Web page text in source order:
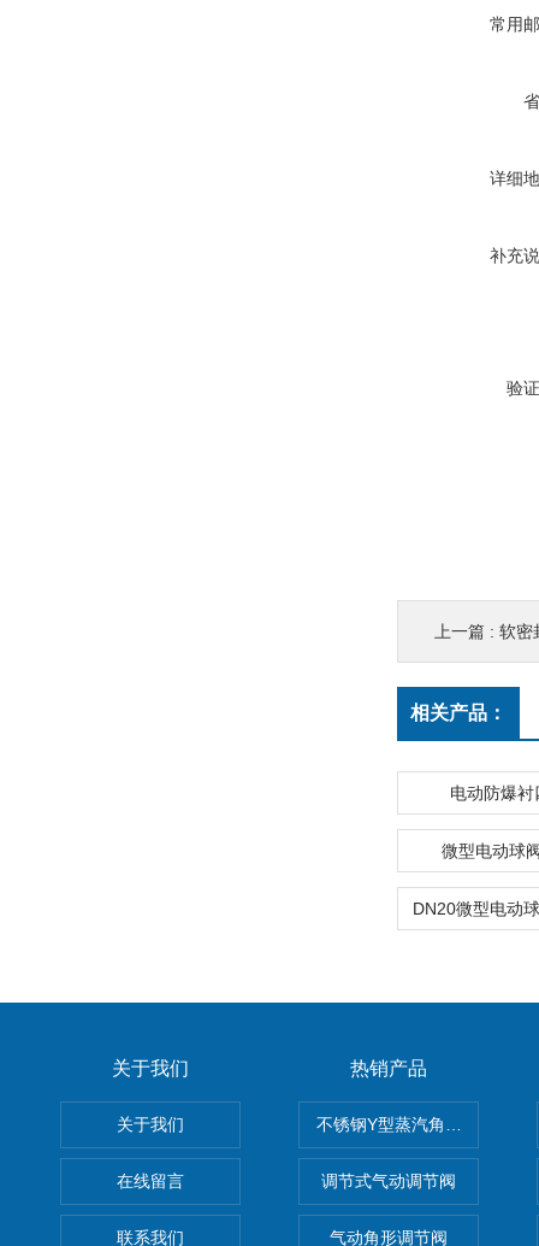
常用
详细
补充
验
上一篇 : 软密
相关产品：
电动防爆
微型电动球
关于我们
关于我们
在线留言
联系我们
热销产品
不锈钢Y型蒸汽角座阀
调节式气动调节阀
气动角形调节阀